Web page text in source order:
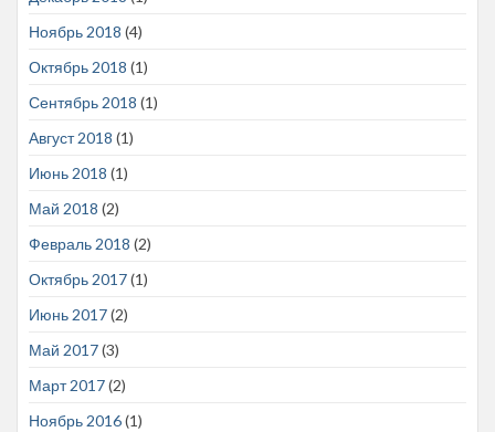
Ноябрь 2018 (4)
Октябрь 2018 (1)
Сентябрь 2018 (1)
Август 2018 (1)
Июнь 2018 (1)
Май 2018 (2)
Февраль 2018 (2)
Октябрь 2017(1)
Июнь 2017(2)
Май 2017(3)
Март 2017(2)
Ноябрь 2016(1)